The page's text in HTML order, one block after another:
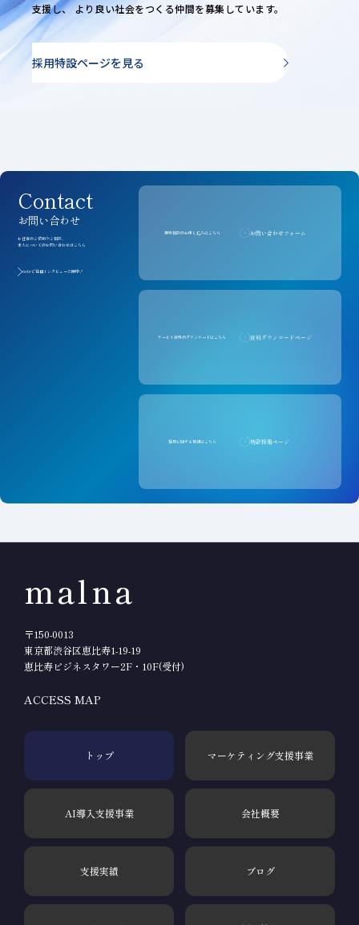
支援し、より良い社会をつくる仲間を募集しています。
採用特設ページを見る
Contact
お問い合わせ
お仕事のご依頼やご相談、
求人についてのお問い合わせはこちら
noteで社員インタビュー公開中！
無料相談のお申し込みはこちら お問い合わせフォーム
サービス資料のダウンロードはこちら 資料ダウンロードページ
採用に関する情報はこちら 特設採用ページ
malna
〒150-0013
東京都渋谷区恵比寿1-19-19
恵比寿ビジネスタワー2F・10F(受付)
ACCESS MAP
トップ マーケティング支援事業
AI導入支援事業 会社概要
支援実績 ブログ